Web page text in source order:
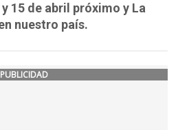
15 de abril próximo y La
nuestro país.
PUBLICIDAD